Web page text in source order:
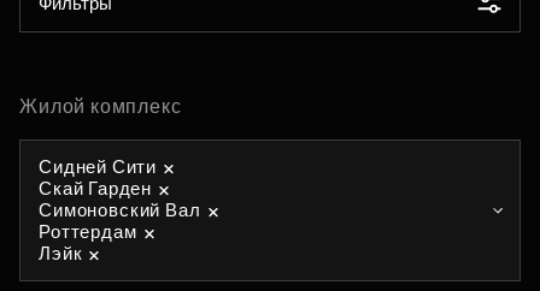
Жилой комплекс
Сидней Сити
Скай Гарден
Симоновский Вал
Роттердам
Лэйк